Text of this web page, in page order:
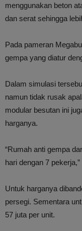
menggunakan beton
dan serat sehingga
Pada pameran
gempa yang diatur
Dalam simulasi
namun tidak rusak
modular besutan ini
harganya.
“Rumah anti gempa
hari dengan 7
Untuk harganya
persegi. Sementara
57 juta per unit.